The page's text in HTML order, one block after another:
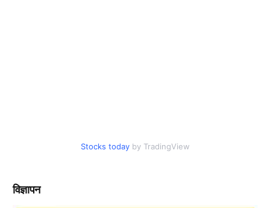
Stocks today by TradingView
विज्ञापन